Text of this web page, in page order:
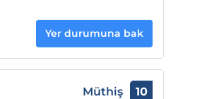
Yer durumuna bak
Müthiş 10